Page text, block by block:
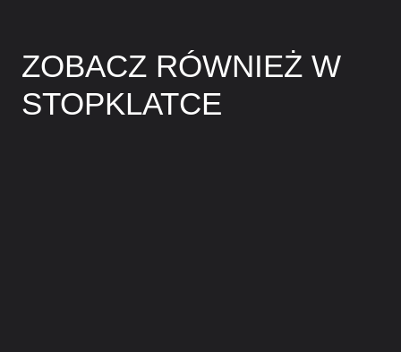
ZOBACZ RÓWNIEŻ W
STOPKLATCE